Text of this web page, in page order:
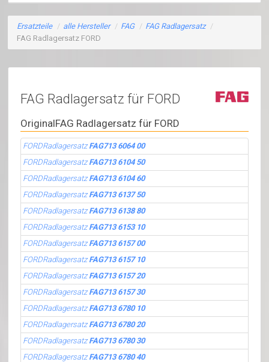
Ersatzteile / alle Hersteller / FAG / FAG Radlagersatz /
FAG Radlagersatz FORD
FAG Radlagersatz für FORD
OriginalFAG Radlagersatz für FORD
FORDRadlagersatzFAG713 6064 00
FORDRadlagersatzFAG713 6104 50
FORDRadlagersatzFAG713 6104 60
FORDRadlagersatzFAG713 6137 50
FORDRadlagersatzFAG713 6138 80
FORDRadlagersatzFAG713 6153 10
FORDRadlagersatzFAG713 6157 00
FORDRadlagersatzFAG713 6157 10
FORDRadlagersatzFAG713 6157 20
FORDRadlagersatzFAG713 6157 30
FORDRadlagersatzFAG713 6780 10
FORDRadlagersatzFAG713 6780 20
FORDRadlagersatzFAG713 6780 30
FORDRadlagersatzFAG713 6780 40